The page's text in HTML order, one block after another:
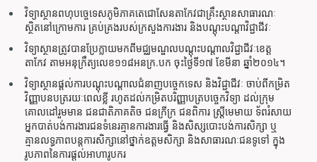
វិទ្យាស្ថានពហុបច្ចេទេសភូមិភាគតេជោសែនតាកែវជាគ្រឹះស្ថានសាធារណៈ
ស្ថិតនៅក្រោមការ គ្រប់គ្រងរបស់ក្រសួងការងារ និងបណ្តុះបណ្តាវិជ្ជាជីវៈ
វិទ្យាស្ថានត្រូវបានប្រែក្លាយមកពីមជ្ឈមណ្ឌលបណ្តុះបណ្តាលវិជ្ជាជីវៈខេត្ត
តាកែវ តាមអនុក្រឹត្យលេខ១១៨អនក្រ.បក ចុះថ្ងៃទី១៧ ខែមីនា ឆ្នាំ២០១៤។
វិទ្យាស្ថានផ្តល់ការបណ្តុះបណ្តាលជំនាញបច្ចេកទេស និងវិជ្ជាជីវៈ ចាប់ពីកម្រិត
វិញ្ញាបនបត្ររយៈពេលខ្លី រហូតដល់កម្រិតបរិញ្ញាបត្របច្ចេកវិទ្យា ដល់ក្រុម
គោលដៅរួមមាន ជនជាតិភាគតិច ជនក្រីក្រ ជនពិការ ស្រ្តីមេមាយ ទ័ពរំសាយ
អ្នកបាត់បង់ការងារជនទំនេរគ្មានការងារធ្វើ និងសិស្សបោះបង់ការសិក្សា ឬ
គ្មានលទ្ធភាពបន្តការសិក្សានៅថ្នាក់ឧត្តមសិក្សា និងសាធារណៈជនទូទៅ ក្នុង
រូបភាពនៃការផ្តល់អាហារូបករ